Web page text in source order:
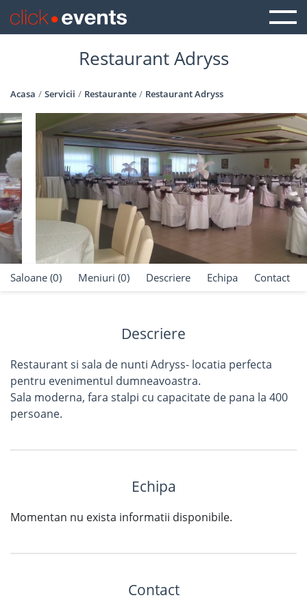
Restaurant Adryss
Acasa Servicii Restaurante Restaurant Adryss
Saloane (0) Meniuri (0) Descriere Echipa Contact
Descriere
Restaurant si sala de nunti Adryss- locatia perfecta
pentru evenimentul dumneavoastra.
Sala moderna, fara stalpi cu capacitate de pana la 400
persoane.
Echipa
Momentan nu exista informatii disponibile.
Contact